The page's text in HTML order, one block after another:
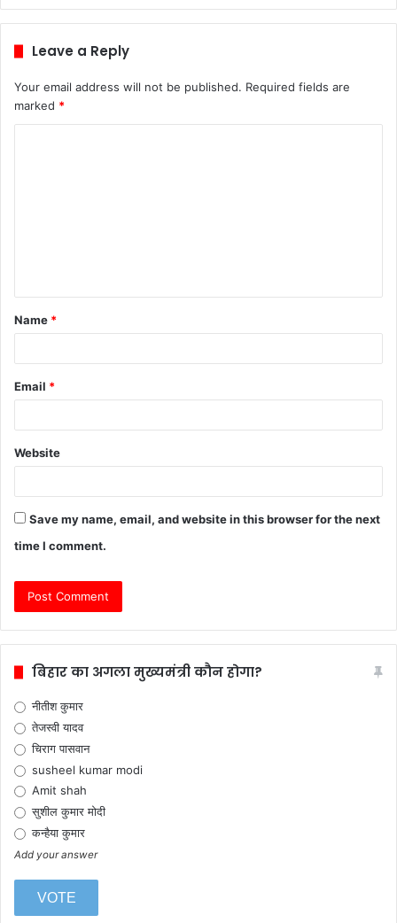
Leave a Reply
Your email address will not be published. Required fields are
marked *
t
*
Name *
Email *
Website
Save my name, email, and website in this browser for the next
time I comment.
बिहार का अगला मुख्यमंत्री कौन होगा?
नीतीश कुमार
तेजस्वी यादव
चिराग पासवान
susheel kumar modi
Amit shah
सुशील कुमार मोदी
कन्हैया कुमार
Add your answer